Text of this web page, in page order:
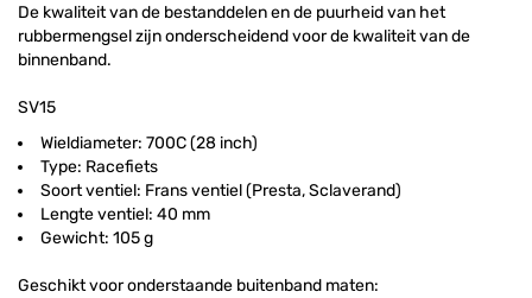
De kwaliteit van de bestanddelen en de puurheid van het
rubbermengsel zijn onderscheidend voor de kwaliteit van de
binnenband.
SV15
Wieldiameter: 700C (28 inch)
Type: Racefiets
Soort ventiel: Frans ventiel (Presta, Sclaverand)
Lengte ventiel: 40 mm
Gewicht: 105 g
Geschikt voor onderstaande buitenband maten: